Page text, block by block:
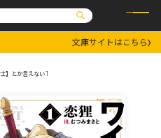
文庫
ノベルス
通販・NEWS
OVERLAP STORE
オーバーラップ広報室
文庫サイトはこちら
】とか言えない 1